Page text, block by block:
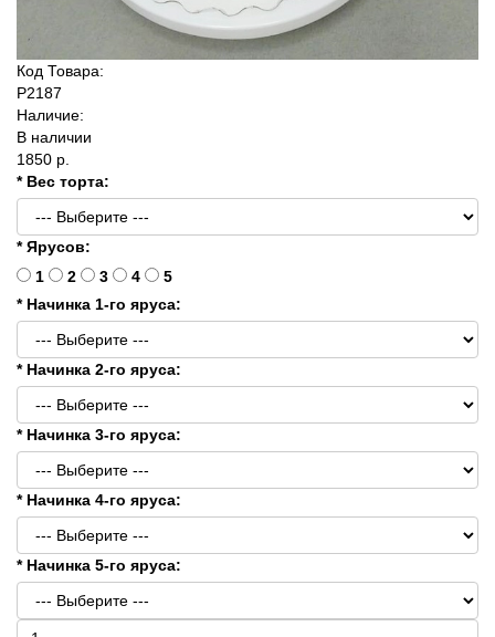
Код Товара:
P2187
Наличие:
В наличии
1850 р.
* Вес торта:
* Ярусов:
1
2 3 4
5
* Начинка 1-го яруса:
* Начинка 2-го яруса:
* Начинка 3-го яруса:
* Начинка 4-го яруса:
* Начинка 5-го яруса: